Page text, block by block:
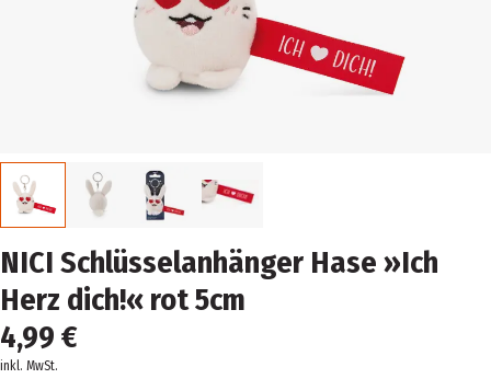
NICI Schlüsselanhänger Hase »Ich
Herz dich!« rot 5cm
4,99 €
inkl. MwSt.